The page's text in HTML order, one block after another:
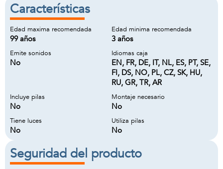
Características
Edad maxima recomendada
99 años
Edad minima recomendada
3 años
Emite sonidos
No
Idiomas caja
EN, FR, DE, IT, NL, ES, PT, SE,
FI, DS, NO, PL, CZ, SK, HU,
RU, GR, TR, AR
Incluye pilas
No
Montaje necesario
No
Tiene luces
No
Utiliza pilas
No
Seguridad del producto